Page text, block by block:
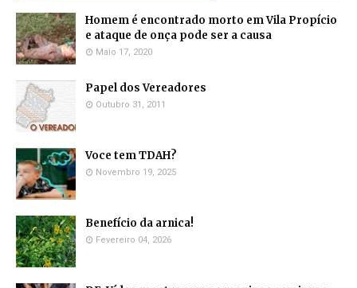
Homem é encontrado morto em Vila Propício
e ataque de onça pode ser a causa
Maio 17, 2020
Papel dos Vereadores
Outubro 31, 2011
Voce tem TDAH?
Novembro 19, 2025
Benefício da arnica!
Fevereiro 04, 2026